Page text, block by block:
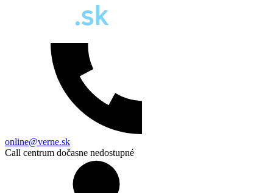
online@verne.sk
Call centrum dočasne nedostupné